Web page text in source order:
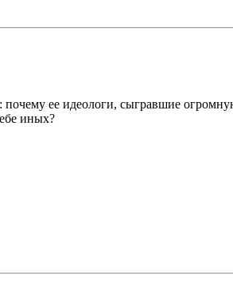
ее идеологи, сыгравшие
иных?